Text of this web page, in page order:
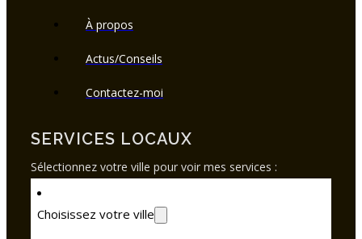
À propos
Actus/Conseils
Contactez-moi
SERVICES LOCAUX
Sélectionnez votre ville pour voir mes services :
Choisissez votre ville